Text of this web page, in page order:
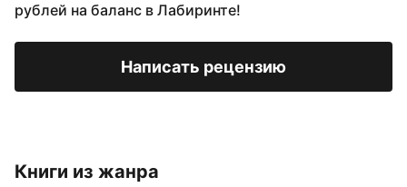
рублей на баланс в Лабиринте!
Написать рецензию
Книги из жанра